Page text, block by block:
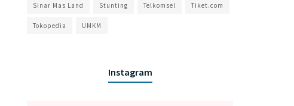
Sinar Mas Land Stunting Telkomsel Tiket.com
Tokopedia UMKM
Instagram